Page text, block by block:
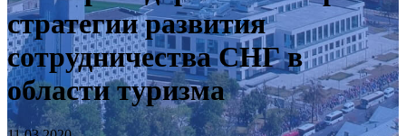
стратегии развития
сотрудничества СНГ в
области туризма